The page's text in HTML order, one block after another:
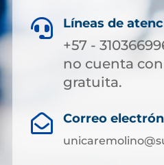
 Líneas de
+57 -
no cuenta
gratuita.
 Correo